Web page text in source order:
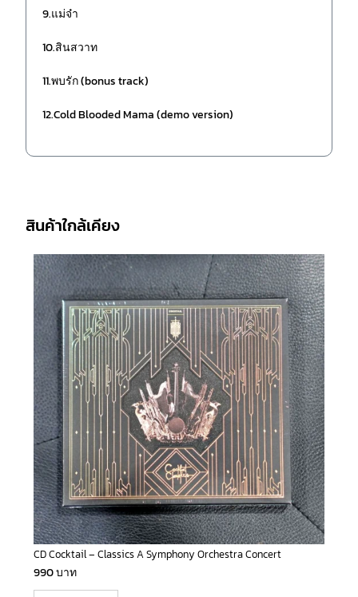
9.แม่จ๋า
10.สินสวาท
11.พบรัก (bonus track)
12.Cold Blooded Mama (demo version)
สินค้าใกล้เคียง
CD Cocktail – Classics A Symphony Orchestra Concert
990บาท